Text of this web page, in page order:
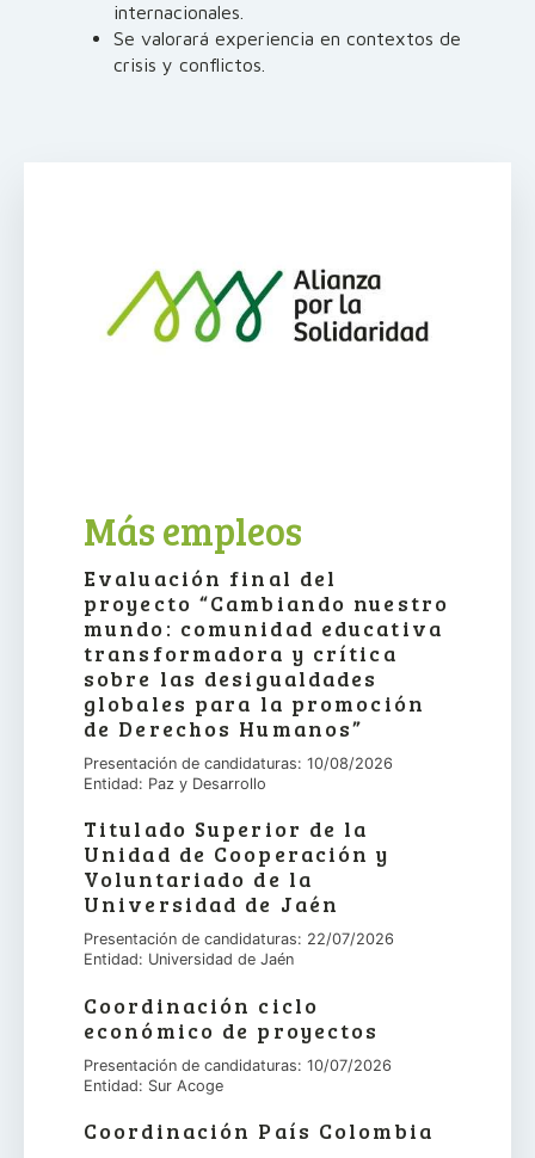
internacionales.
Se valorará experiencia en contextos de
crisis y conflictos.
Más empleos
Evaluación final del
proyecto “Cambiando nuestro
mundo: comunidad educativa
transformadora y crítica
sobre las desigualdades
globales para la promoción
de Derechos Humanos”
Presentación de candidaturas: 10/08/2026
Entidad: Paz y Desarrollo
Titulado Superior de la
Unidad de Cooperación y
Voluntariado de la
Universidad de Jaén
Presentación de candidaturas: 22/07/2026
Entidad: Universidad de Jaén
Coordinación ciclo
económico de proyectos
Presentación de candidaturas: 10/07/2026
Entidad: Sur Acoge
Coordinación País Colombia